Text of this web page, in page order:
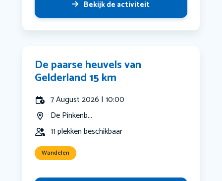
Bekijk de activiteit
De paarse heuvels van
Gelderland 15 km
7 August 2026 | 10:00
De Pinkenb...
11 plekken beschikbaar
Wandelen